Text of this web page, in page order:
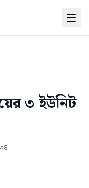
৩ ইউনিট